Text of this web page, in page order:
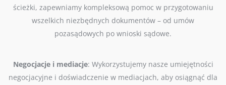
ścieżki, zapewniamy kompleksową pomoc w przygotowaniu
wszelkich niezbędnych dokumentów – od umów
pozasądowych po wnioski sądowe.
Negocjacje i mediacje: Wykorzystujemy nasze umiejętności
negocjacyjne i doświadczenie w mediacjach, aby osiągnąć dla